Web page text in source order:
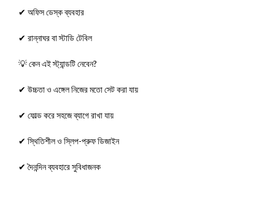
✔ অফিস ডেস্ক ব্যবহার
✔ রান্নাঘর বা স্টাডি টেবিল
💡 কেন এই স্ট্যান্ডটি নেবেন?
✔ উচ্চতা ও এঙ্গেল নিজের মতো সেট করা যায়
✔ ফোল্ড করে সহজে ব্যাগে রাখা যায়
✔ স্থিতিশীল ও স্লিপ-প্রুফ ডিজাইন
✔ দৈনন্দিন ব্যবহারে সুবিধাজনক